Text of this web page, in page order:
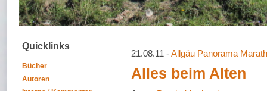
Quicklinks
Bücher
Autoren
21.08.11 -Allgäu Panorama
Alles beim Alten